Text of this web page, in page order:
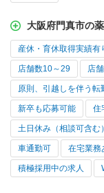
大阪府門真市の
産休・育休取得実績有
店舗数10～29 店
原則、引越しを伴う転
新卒も応募可能 住
土日休み（相談可含む）
車通勤可 在宅業務
積極採用中の求人